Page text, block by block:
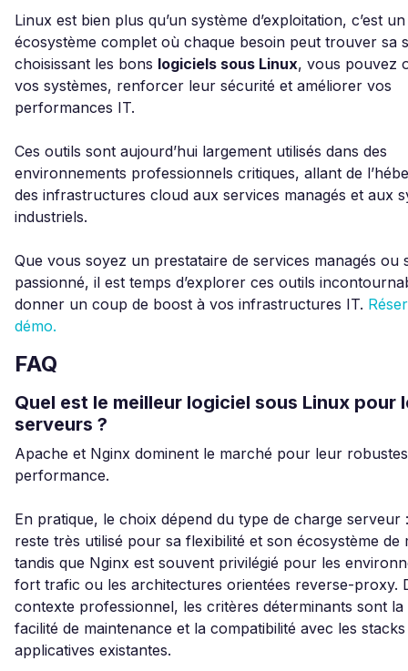
Linux est bien plus qu’un système d’exploitation, c’est un
écosystème complet où chaque besoin peut trouver sa
choisissant les bons logiciels sous Linux, vous pouvez
vos systèmes, renforcer leur sécurité et améliorer vos
performances IT.
Ces outils sont aujourd’hui largement utilisés dans des
environnements professionnels critiques, allant de
des infrastructures cloud aux services managés et aux
industriels.
Que vous soyez un prestataire de services managés ou
passionné, il est temps d’explorer ces outils
donner un coup de boost à vos infrastructures IT.
démo.
FAQ
Quel est le meilleur logiciel sous Linux pour
serveurs ?
Apache et Nginx dominent le marché pour leur
performance.
En pratique, le choix dépend du type de charge serveur
reste très utilisé pour sa flexibilité et son écosystème de
tandis que Nginx est souvent privilégié pour les
fort trafic ou les architectures orientées reverse-proxy.
contexte professionnel, les critères déterminants sont la
facilité de maintenance et la compatibilité avec les stacks
applicatives existantes.